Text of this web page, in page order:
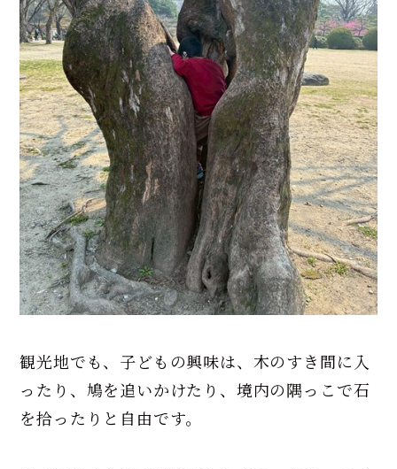
観光地でも、子どもの興味は、木のすき間に入
ったり、鳩を追いかけたり、境内の隅っこで石
を拾ったりと自由です。